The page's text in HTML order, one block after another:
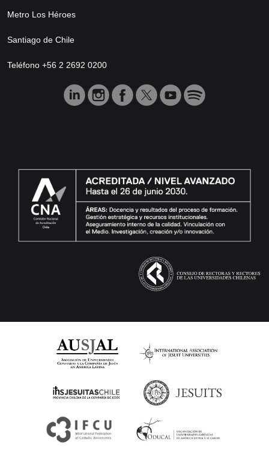
Metro Los Héroes
Santiago de Chile
Teléfono +56 2 2692 0200